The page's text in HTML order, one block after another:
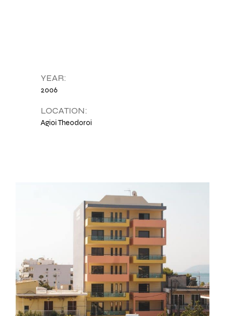
YEAR:
2006
LOCATION:
Agioi Theodoroi